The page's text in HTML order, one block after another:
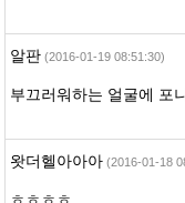
알판 (2016-01-19 08:51:30)
부끄러워하는 얼굴에 포
왓더헬아아아 (2016-01-18